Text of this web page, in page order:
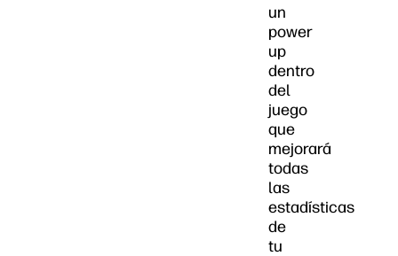
un
power
up
dentro
del
juego
que
mejorará
todas
las
estadísticas
de
tu